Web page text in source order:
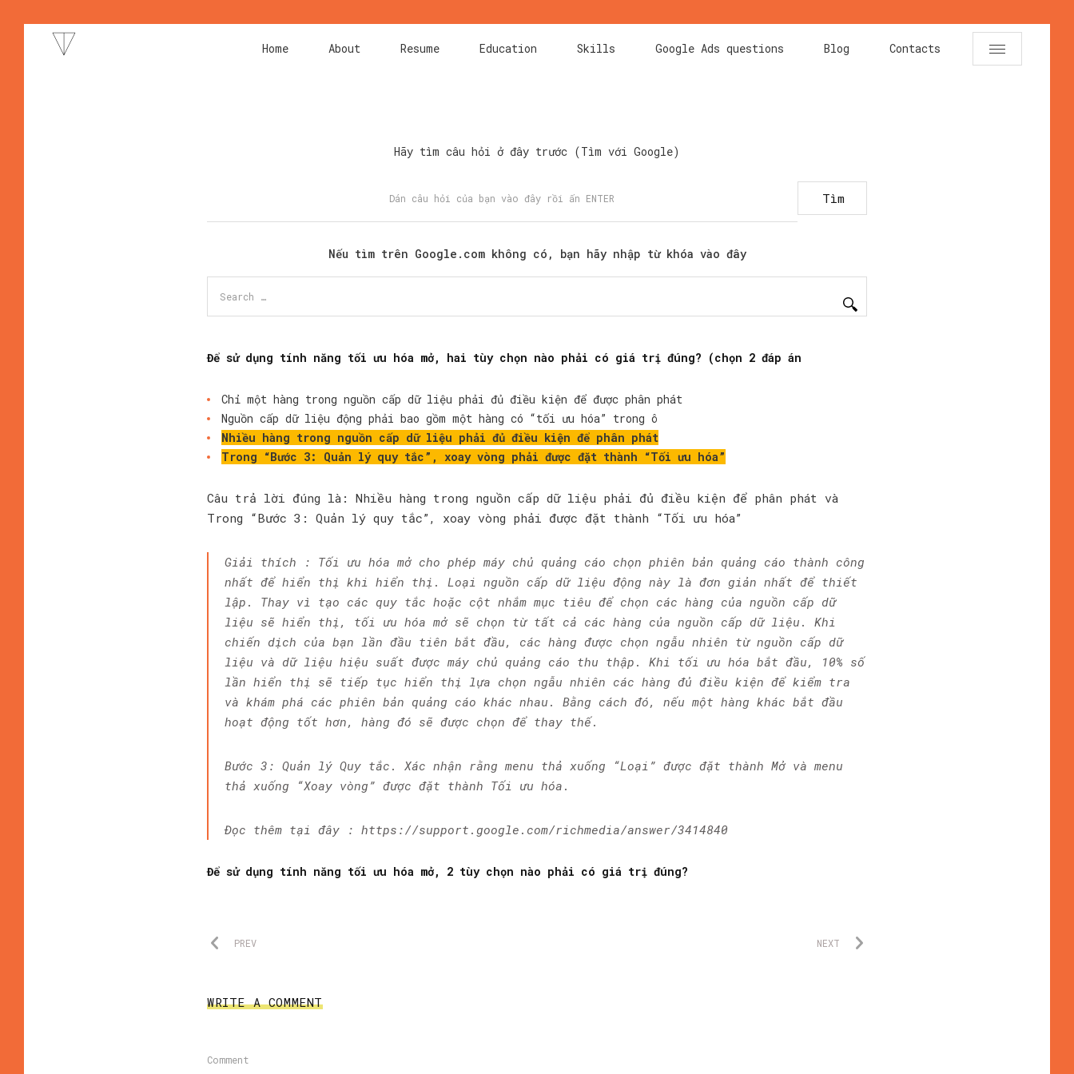
Home About Resume Education Skills Google Ads questions Blog Contacts
Hãy tìm câu hỏi ở đây trước (Tìm với Google)
Tìm
Nếu tìm trên Google.com không có, bạn hãy nhập từ khóa vào đây
Để sử dụng tính năng tối ưu hóa mở, hai tùy chọn nào phải có giá trị đúng? (chọn 2 đáp án
Chỉ một hàng trong nguồn cấp dữ liệu phải đủ điều kiện để được phân phát
Nguồn cấp dữ liệu động phải bao gồm một hàng có “tối ưu hóa” trong ô
Nhiều hàng trong nguồn cấp dữ liệu phải đủ điều kiện để phân phát
Trong “Bước 3: Quản lý quy tắc”, xoay vòng phải được đặt thành “Tối ưu hóa”
Câu trả lời đúng là: Nhiều hàng trong nguồn cấp dữ liệu phải đủ điều kiện để phân phát và
Trong “Bước 3: Quản lý quy tắc”, xoay vòng phải được đặt thành “Tối ưu hóa”
Giải thích : Tối ưu hóa mở cho phép máy chủ quảng cáo chọn phiên bản quảng cáo thành công
nhất để hiển thị khi hiển thị. Loại nguồn cấp dữ liệu động này là đơn giản nhất để thiết
lập. Thay vì tạo các quy tắc hoặc cột nhắm mục tiêu để chọn các hàng của nguồn cấp dữ
liệu sẽ hiển thị, tối ưu hóa mở sẽ chọn từ tất cả các hàng của nguồn cấp dữ liệu. Khi
chiến dịch của bạn lần đầu tiên bắt đầu, các hàng được chọn ngẫu nhiên từ nguồn cấp dữ
liệu và dữ liệu hiệu suất được máy chủ quảng cáo thu thập. Khi tối ưu hóa bắt đầu, 10% số
lần hiển thị sẽ tiếp tục hiển thị lựa chọn ngẫu nhiên các hàng đủ điều kiện để kiểm tra
và khám phá các phiên bản quảng cáo khác nhau. Bằng cách đó, nếu một hàng khác bắt đầu
hoạt động tốt hơn, hàng đó sẽ được chọn để thay thế.
Bước 3: Quản lý Quy tắc. Xác nhận rằng menu thả xuống “Loại” được đặt thành Mở và menu
thả xuống “Xoay vòng” được đặt thành Tối ưu hóa.
Đọc thêm tại đây : https://support.google.com/richmedia/answer/3414840
Để sử dụng tính năng tối ưu hóa mở, 2 tùy chọn nào phải có giá trị đúng?
PREV NEXT
WRITE A COMMENT